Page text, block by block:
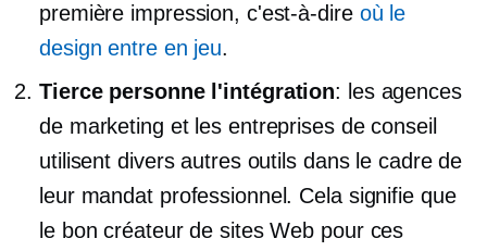
première impression, c'est-à-dire où le
design entre en jeu.
Tierce personnel'intégration: les agences
de marketing et les entreprises de conseil
utilisent divers autres outils dans le cadre de
leur mandat professionnel. Cela signifie que
le bon créateur de sites Web pour ces